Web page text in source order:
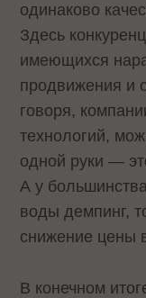
одинаково
Здесь
имеющихся
продвижения и
говоря,
технологий,
одной руки —
А у
воды демпинг,
снижение цены
В конечном